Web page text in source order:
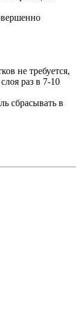
не требуется,
раз в 7-10
сбрасывать в